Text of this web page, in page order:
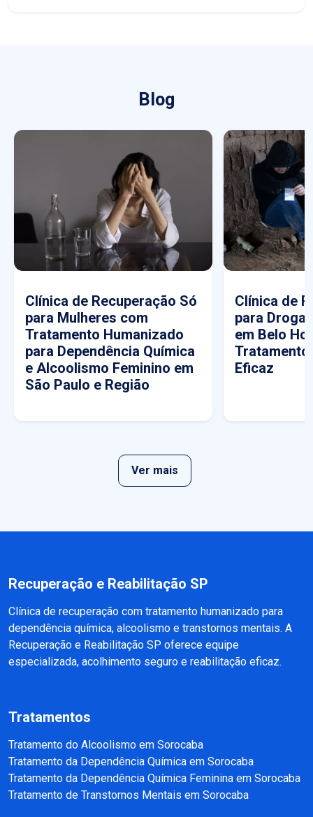
Blog
Clínica de Recuperação Só
para Mulheres com
Tratamento Humanizado
para Dependência Química
e Alcoolismo Feminino em
São Paulo e Região
Clínica de
para
em Belo
Tratamento
Eficaz
Ver mais
Recuperação e Reabilitação SP
Clínica de recuperação com tratamento humanizado para
dependência química, alcoolismo e transtornos mentais. A
Recuperação e Reabilitação SP oferece equipe
especializada, acolhimento seguro e reabilitação eficaz.
Tratamentos
Tratamento do Alcoolismo em Sorocaba
Tratamento da Dependência Química em Sorocaba
Tratamento da Dependência Química Feminina em Sorocaba
Tratamento de Transtornos Mentais em Sorocaba